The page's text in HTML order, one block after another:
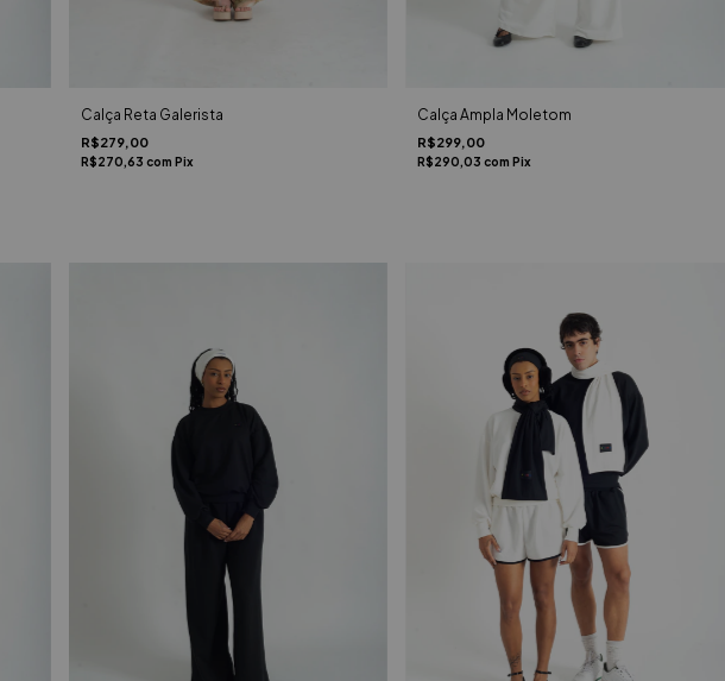
Calça Reta Galerista
R$279,00
R$270,63 com Pix
Calça Ampla Moletom
R$299,00
R$290,03com Pix